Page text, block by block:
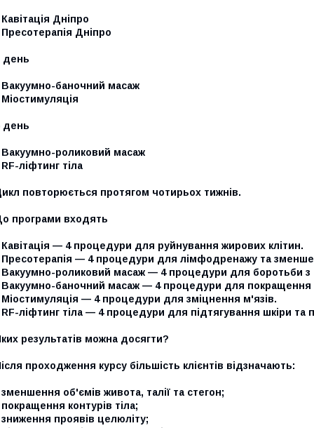
Дніпро
Дніпро
день
Вакуумно-баночний масаж
день
Вакуумно-роликовий масаж
ліфтинг тіла
повторюється протягом чотирьох тижнів.
програми входять
Кавітація — 4 процедури для руйнування жирових клітин.
Пресотерапія — 4 процедури для лімфодренажу та
Вакуумно-роликовий масаж — 4 процедури для боротьби
Вакуумно-баночний масаж — 4 процедури для покращення
Міостимуляція — 4 процедури для зміцнення м'язів.
ліфтинг тіла — 4 процедури для підтягування шкіри та
результатів можна досягти?
проходження курсу більшість клієнтів відзначають:
об'ємів живота, талії та стегон;
контурів тіла;
проявів целюліту;